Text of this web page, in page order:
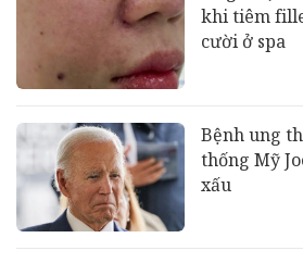
khi tiêm
cười ở spa
Bệnh ung
thống Mỹ
xấu